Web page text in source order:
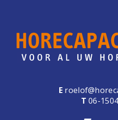
E
T 06-